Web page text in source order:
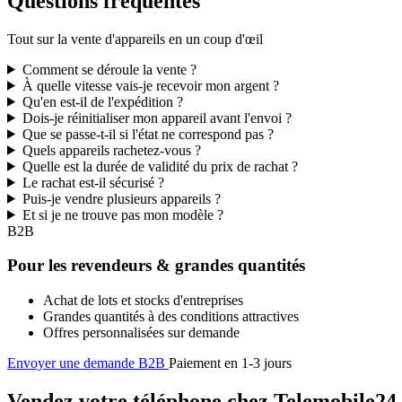
Tout sur la vente d'appareils en un coup d'œil
Comment se déroule la vente ?
À quelle vitesse vais-je recevoir mon argent ?
Qu'en est-il de l'expédition ?
Dois-je réinitialiser mon appareil avant l'envoi ?
Que se passe-t-il si l'état ne correspond pas ?
Quels appareils rachetez-vous ?
Quelle est la durée de validité du prix de rachat ?
Le rachat est-il sécurisé ?
Puis-je vendre plusieurs appareils ?
Et si je ne trouve pas mon modèle ?
B2B
Pour les revendeurs & grandes quantités
Achat de lots et stocks d'entreprises
Grandes quantités à des conditions attractives
Offres personnalisées sur demande
Envoyer une demande B2B Paiement en 1-3 jours